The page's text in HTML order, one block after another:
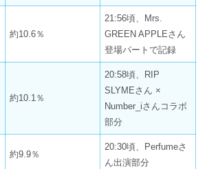
約10.6％
21:56頃、Mrs.
GREEN APPLEさん
登場パートで記録
約10.1％
20:58頃、RIP
SLYMEさん ×
Number_iさんコラボ
部分
約9.9％
20:30頃、Perfumeさ
ん出演部分